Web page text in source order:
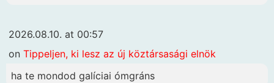
2026.08.10. at 00:57
on Tippeljen, ki lesz az új köztársasági elnök
ha te mondod galíciai ómgráns